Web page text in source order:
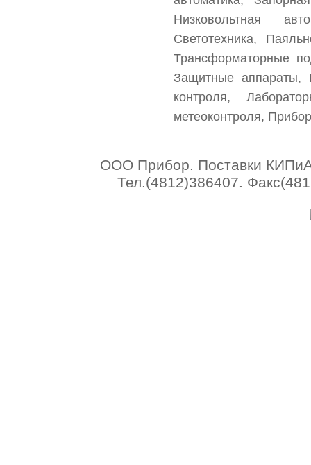
Низковольтная
Светотехника,
Трансформаторные
Защитные аппараты,
контроля,
метеоконтроля,
ООО Прибор. Поставки КИПиА
Тел.(4812)386407.